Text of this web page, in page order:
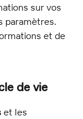
sur vos
paramètres.
et de
de vie
et les